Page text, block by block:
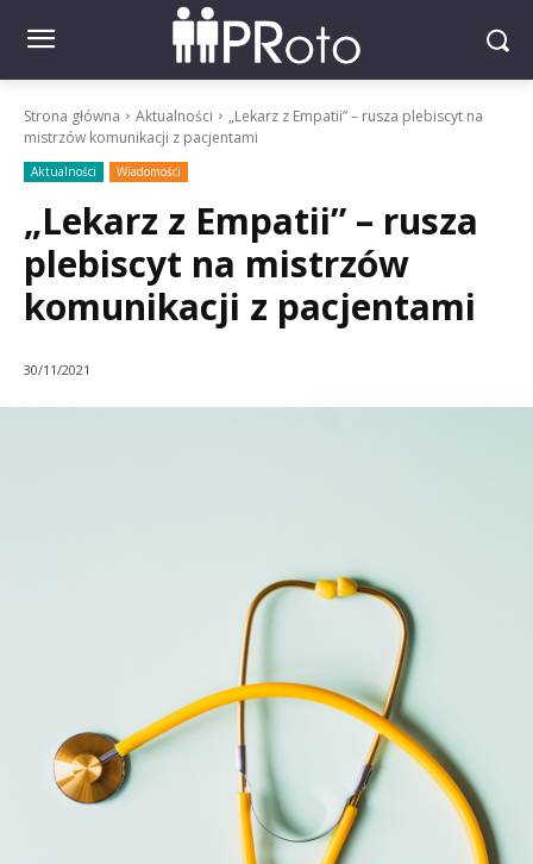
Strona główna Aktualności
„Lekarz z Empatii” – rusza plebiscyt na
mistrzów komunikacji z pacjentami
Aktualności Wiadomości
„Lekarz z Empatii” – rusza
plebiscyt na mistrzów
komunikacji z pacjentami
30/11/2021